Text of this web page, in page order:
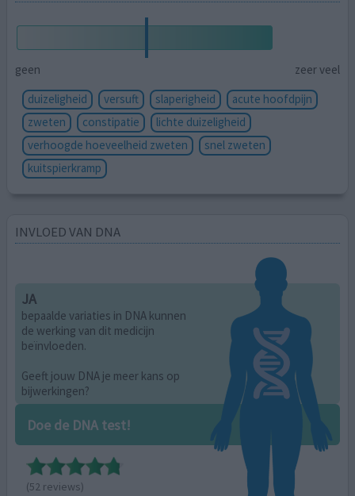
geen
zeer veel
duizeligheid
versuft slaperigheid
acute hoofdpijn
zweten
constipatie
lichte duizeligheid
verhoogde hoeveelheid zweten
snel zweten
kuitspierkramp
INVLOED VAN DNA
JA
bepaalde variaties in DNA kunnen
de werking van dit medicijn
beïnvloeden.
Geeft jouw DNA je meer kans op
bijwerkingen?
Doe de DNA test!
(52 reviews)